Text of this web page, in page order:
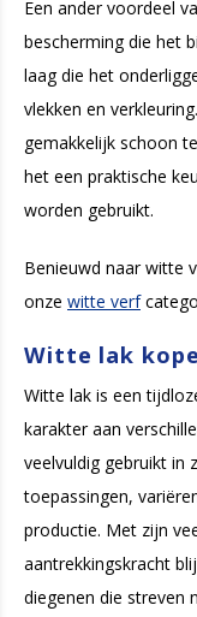
Een ander voordeel
bescherming die het
laag die het
vlekken en
gemakkelijk schoon
het een praktische
worden gebruikt.
Benieuwd naar witte
onze witte verf
Witte lak
Witte lak is een
karakter aan
veelvuldig gebruikt in
toepassingen,
productie. Met zijn
aantrekkingskracht
diegenen die streven